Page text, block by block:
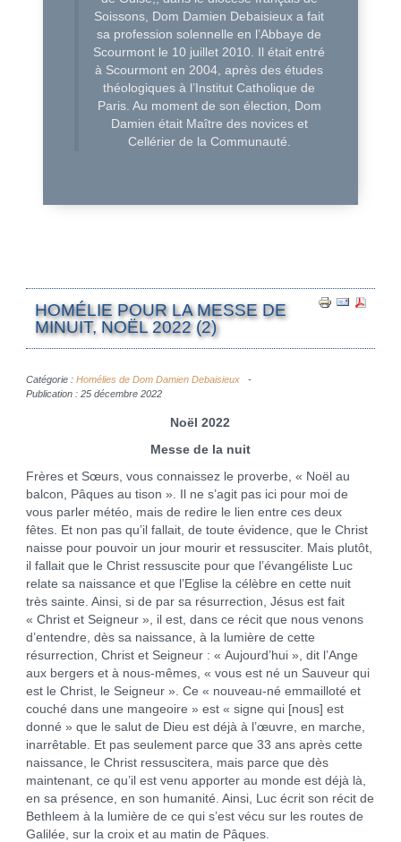
Soissons, Dom Damien Debaisieux a fait
sa profession solennelle en l’Abbaye de
Scourmont le 10 juillet 2010. Il était entré
à Scourmont en 2004, après des études
théologiques à l’Institut Catholique de
Paris. Au moment de son élection, Dom
Damien était Maître des novices et
Cellérier de la Communauté.
HOMÉLIE POUR LA MESSE DE
MINUIT, NOËL 2022 (2)
Catégorie : Homélies de Dom Damien Debaisieux
Publication : 25 décembre 2022
Noël 2022
Messe de la nuit
Frères et Sœurs, vous connaissez le proverbe, « Noël au
balcon, Pâques au tison ». Il ne s’agit pas ici pour moi de
vous parler météo, mais de redire le lien entre ces deux
fêtes. Et non pas qu’il fallait, de toute évidence, que le Christ
naisse pour pouvoir un jour mourir et ressusciter. Mais plutôt,
il fallait que le Christ ressuscite pour que l’évangéliste Luc
relate sa naissance et que l’Eglise la célèbre en cette nuit
très sainte. Ainsi, si de par sa résurrection, Jésus est fait
« Christ et Seigneur », il est, dans ce récit que nous venons
d’entendre, dès sa naissance, à la lumière de cette
résurrection, Christ et Seigneur : « Aujourd’hui », dit l’Ange
aux bergers et à nous-mêmes, « vous est né un Sauveur qui
est le Christ, le Seigneur ». Ce « nouveau-né emmailloté et
couché dans une mangeoire » est « signe qui [nous] est
donné » que le salut de Dieu est déjà à l’œuvre, en marche,
inarrêtable. Et pas seulement parce que 33 ans après cette
naissance, le Christ ressuscitera, mais parce que dès
maintenant, ce qu’il est venu apporter au monde est déjà là,
en sa présence, en son humanité. Ainsi, Luc écrit son récit de
Bethleem à la lumière de ce qui s’est vécu sur les routes de
Galilée, sur la croix et au matin de Pâques.